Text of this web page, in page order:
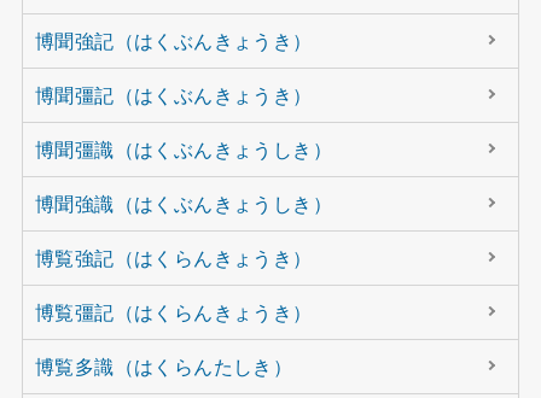
博聞強記（はくぶんきょうき）
博聞彊記（はくぶんきょうき）
博聞彊識（はくぶんきょうしき）
博聞強識（はくぶんきょうしき）
博覧強記（はくらんきょうき）
博覧彊記（はくらんきょうき）
博覧多識（はくらんたしき）